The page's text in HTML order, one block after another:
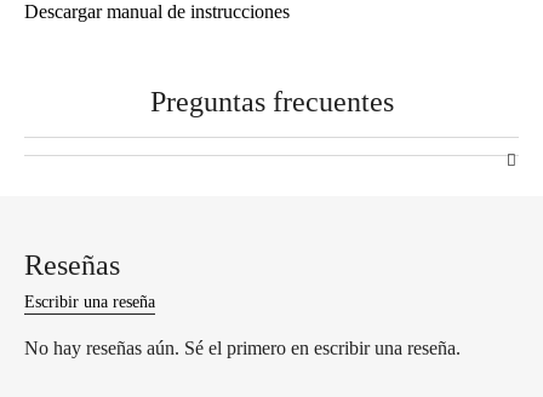
Descargar manual de instrucciones
Preguntas frecuentes
Reseñas
Escribir una reseña
No hay reseñas aún. Sé el primero en escribir una reseña.